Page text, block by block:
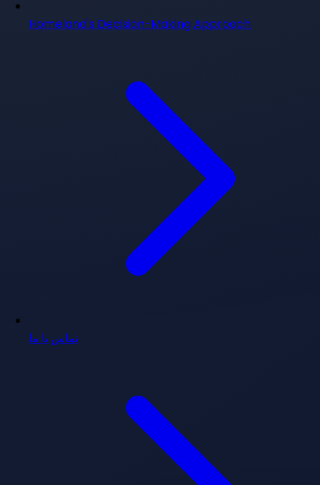
Homeland's Decision-Making Approach
تماس با ما